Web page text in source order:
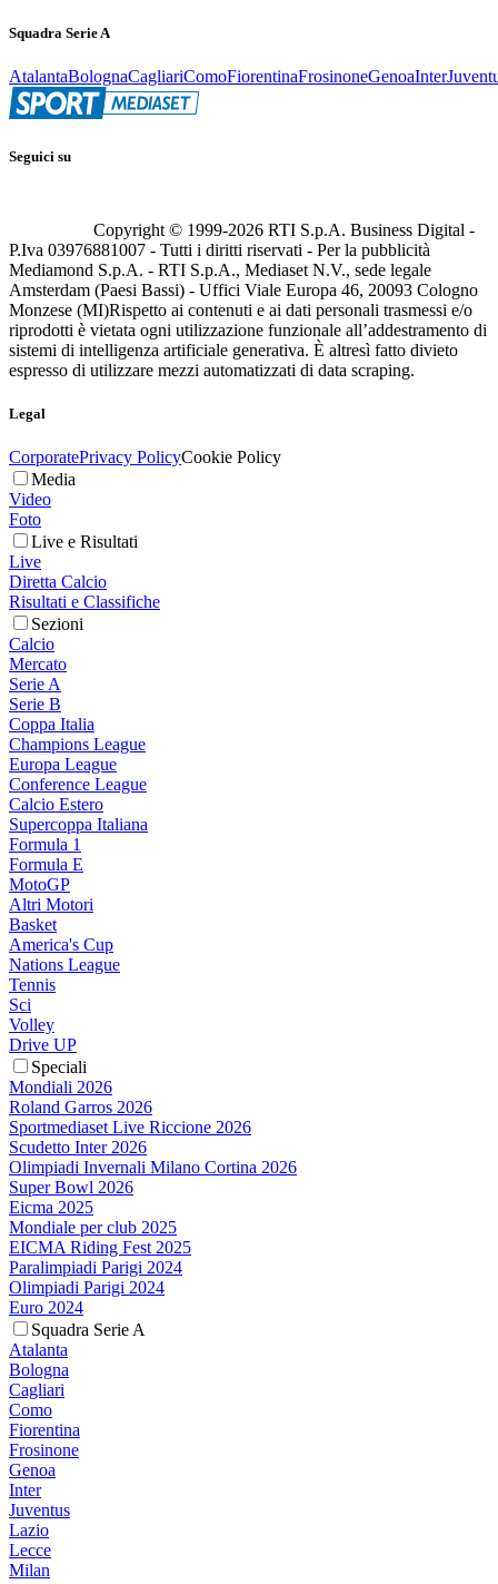
Squadra Serie A
AtalantaBolognaCagliariComoFiorentinaFrosinoneGenoaInter
Seguici su
Copyright © 1999-2026 RTI S.p.A. Business Digital -
P.Iva 03976881007 - Tutti i diritti riservati - Per la pubblicità
Mediamond S.p.A. - RTI S.p.A., Mediaset N.V., sede legale
Amsterdam (Paesi Bassi) - Uffici Viale Europa 46, 20093 Cologno
Monzese (MI)Rispetto ai contenuti e ai dati personali trasmessi e/o
riprodotti è vietata ogni utilizzazione funzionale all’addestramento di
sistemi di intelligenza artificiale generativa. È altresì fatto divieto
espresso di utilizzare mezzi automatizzati di data scraping.
Legal
CorporatePrivacy PolicyCookie Policy
Media
Video
Foto
Live e Risultati
Live
Diretta Calcio
Risultati e Classifiche
Sezioni
Calcio
Mercato
Serie A
Serie B
Coppa Italia
Champions League
Europa League
Conference League
Calcio Estero
Supercoppa Italiana
Formula 1
Formula E
MotoGP
Altri Motori
Basket
America's Cup
Nations League
Tennis
Sci
Volley
Drive UP
Speciali
Mondiali 2026
Roland Garros 2026
Sportmediaset Live Riccione 2026
Scudetto Inter 2026
Olimpiadi Invernali Milano Cortina 2026
Super Bowl 2026
Eicma 2025
Mondiale per club 2025
EICMA Riding Fest 2025
Paralimpiadi Parigi 2024
Olimpiadi Parigi 2024
Euro 2024
Squadra Serie A
Atalanta
Bologna
Cagliari
Como
Fiorentina
Frosinone
Genoa
Inter
Juventus
Lazio
Lecce
Milan